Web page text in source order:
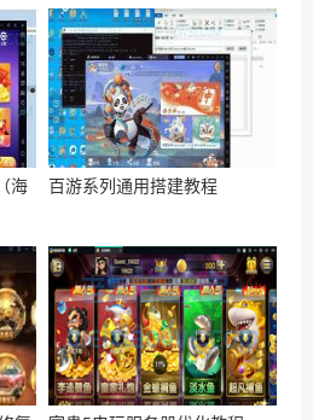
海
百游系列通用搭建教程